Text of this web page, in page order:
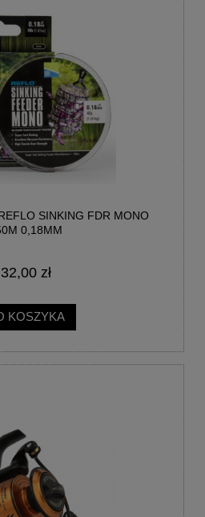
SINKING FDR MONO
0,18MM
32,00 zł
KOSZYKA